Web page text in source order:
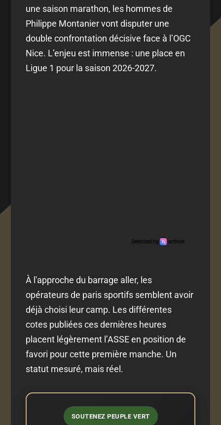
une saison marathon, les hommes de
Philippe Montanier vont disputer une
double confrontation décisive face à l’OGC
Nice. L’enjeu est immense : une place en
Ligue 1 pour la saison 2026-2027.
À l'approche du barrage aller, les
opérateurs de paris sportifs semblent avoir
déjà choisi leur camp. Les différentes
cotes publiées ces dernières heures
placent légèrement l’ASSE en position de
favori pour cette première manche. Un
statut mesuré, mais réel.
SOUTENEZ PEUPLE VERT